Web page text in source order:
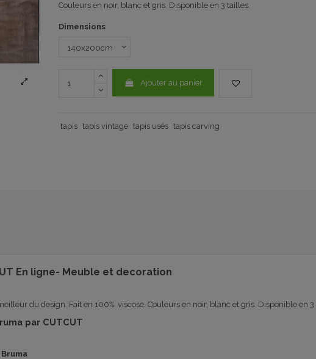
Couleurs en noir, blanc et gris. Disponible en 3 tailles.
Dimensions
Ajouter au panier
tapis tapis vintage tapis usés tapis carving
En ligne- Meuble et decoration
du design. Fait en 100% viscose. Couleurs en noir, blanc et gris. Disponible en 3
par CUTCUT